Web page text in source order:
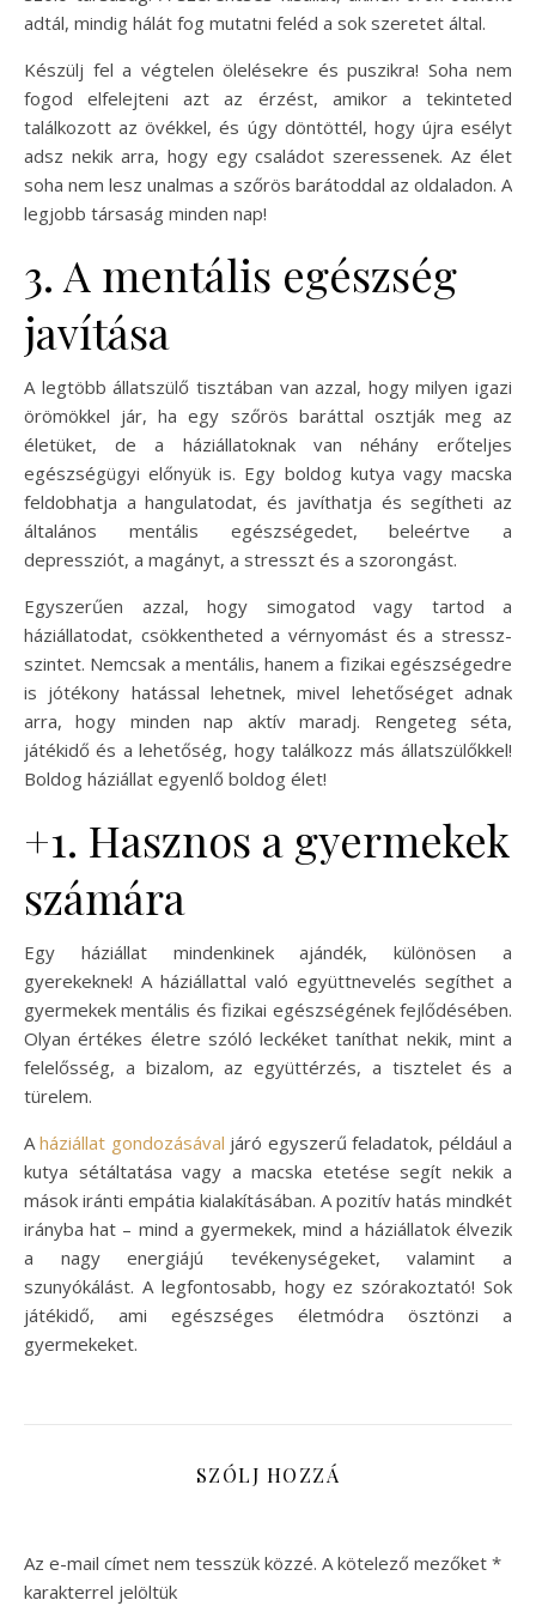
adtál, mindig hálát fog mutatni feléd a sok szeretet által.
Készülj fel a végtelen ölelésekre és puszikra! Soha nem
fogod elfelejteni azt az érzést, amikor a tekinteted
találkozott az övékkel, és úgy döntöttél, hogy újra esélyt
adsz nekik arra, hogy egy családot szeressenek. Az élet
soha nem lesz unalmas a szőrös barátoddal az oldaladon. A
legjobb társaság minden nap!
3. A mentális egészség
javítása
A legtöbb állatszülő tisztában van azzal, hogy milyen igazi
örömökkel jár, ha egy szőrös baráttal osztják meg az
életüket, de a háziállatoknak van néhány erőteljes
egészségügyi előnyük is. Egy boldog kutya vagy macska
feldobhatja a hangulatodat, és javíthatja és segítheti az
általános mentális egészségedet, beleértve a
depressziót, a magányt, a stresszt és a szorongást.
Egyszerűen azzal, hogy simogatod vagy tartod a
háziállatodat, csökkentheted a vérnyomást és a stressz-
szintet. Nemcsak a mentális, hanem a fizikai egészségedre
is jótékony hatással lehetnek, mivel lehetőséget adnak
arra, hogy minden nap aktív maradj. Rengeteg séta,
játékidő és a lehetőség, hogy találkozz más állatszülőkkel!
Boldog háziállat egyenlő boldog élet!
+1. Hasznos a gyermekek
számára
Egy háziállat mindenkinek ajándék, különösen a
gyerekeknek! A háziállattal való együttnevelés segíthet a
gyermekek mentális és fizikai egészségének fejlődésében.
Olyan értékes életre szóló leckéket taníthat nekik, mint a
felelősség, a bizalom, az együttérzés, a tisztelet és a
türelem.
Aháziállat gondozásával járó egyszerű feladatok, például a
kutya sétáltatása vagy a macska etetése segít nekik a
mások iránti empátia kialakításában. A pozitív hatás mindkét
irányba hat – mind a gyermekek, mind a háziállatok élvezik
a nagy energiájú tevékenységeket, valamint a
szunyókálást. A legfontosabb, hogy ez szórakoztató! Sok
játékidő, ami egészséges életmódra ösztönzi a
gyermekeket.
SZÓLJ HOZZÁ
Az e-mail címet nem tesszük közzé. A kötelező mezőket *
karakterrel jelöltük